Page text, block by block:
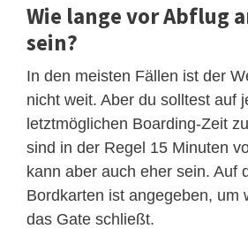
Wie lange vor Abflug
sein?
In den meisten Fällen ist der
nicht weit. Aber du solltest auf
letztmöglichen Boarding-Zeit
sind in der Regel 15 Minuten
kann aber auch eher sein. Auf
Bordkarten ist angegeben, um
das Gate schließt.